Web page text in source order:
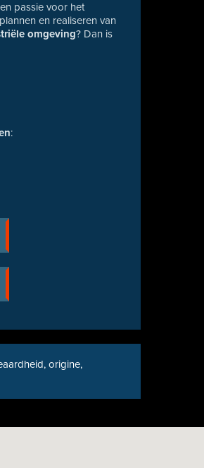
passie voor het
en realiseren van
omgeving? Dan is
:
origine,